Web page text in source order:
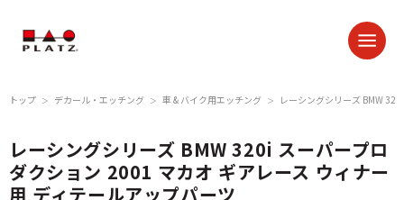
トップ ＞ デカール・エッチング ＞ 車 & バイク用エッチング ＞ レーシングシリーズ BMW
レーシングシリーズ BMW 320i スーパープロ
ダクション 2001 マカオ ギアレース ウィナー
用 ディテールアップパーツ